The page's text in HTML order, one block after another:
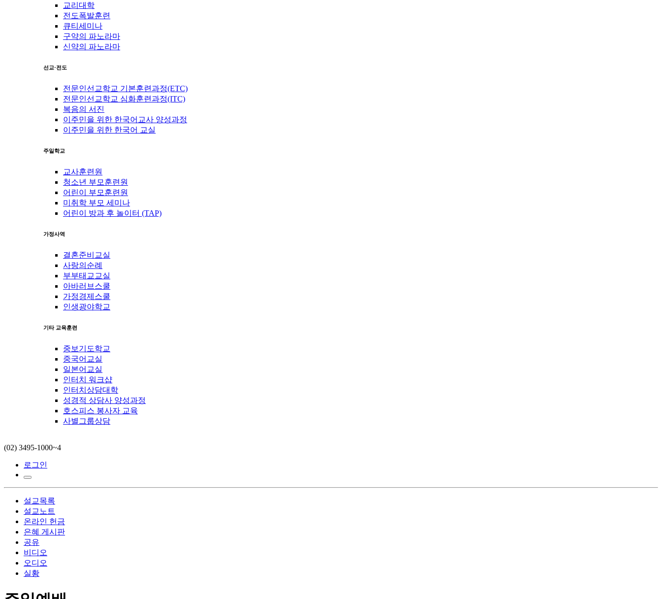
교리대학
전도폭발훈련
큐티세미나
구약의 파노라마
신약의 파노라마
선교·전도
전문인선교학교 기본훈련과정(ETC)
전문인선교학교 심화훈련과정(ITC)
복음의 서진
이주민을 위한 한국어교사 양성과정
이주민을 위한 한국어 교실
주일학교
교사훈련원
청소년 부모훈련원
어린이 부모훈련원
미취학 부모 세미나
어린이 방과 후 놀이터 (TAP)
가정사역
결혼준비교실
사랑의순례
부부태교교실
아바러브스쿨
가정경제스쿨
인생광야학교
기타 교육훈련
중보기도학교
중국어교실
일본어교실
인터치 워크샵
인터치상담대학
성경적 상담사 양성과정
호스피스 봉사자 교육
사별그룹상담
(02) 3495-1000~4
로그인
설교목록
설교노트
온라인 헌금
은혜 게시판
공유
비디오
오디오
실황